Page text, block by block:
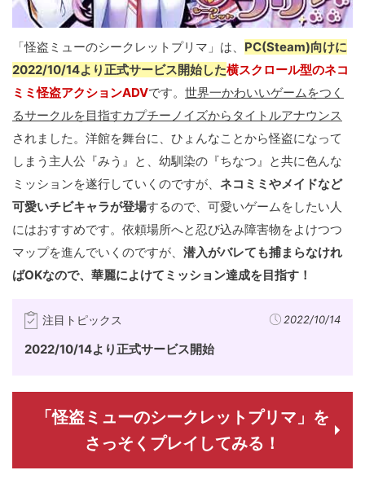
「怪盗ミューのシークレットプリマ」は、 PC(Steam)向けに
2022/10/14より正式サービス開始した横スクロール型のネコ
ミミ怪盗アクションADVです。 世界一かわいいゲームをつく
るサークルを目指すカプチーノイズからタイトルアナウンス
されました。洋館を舞台に、ひょんなことから怪盗になって
しまう主人公『みう』と、幼馴染の『ちなつ』と共に色んな
ミッションを遂行していくのですが、 ネコミミやメイドなど
可愛いチビキャラが登場するので、可愛いゲームをしたい人
にはおすすめです。依頼場所へと忍び込み障害物をよけつつ
マップを進んでいくのですが、 潜入がバレても捕まらなけれ
ばOKなので、華麗によけてミッション達成を目指す！
注目トピックス 2022/10/14
2022/10/14より正式サービス開始
「怪盗ミューのシークレットプリマ」を
さっそくプレイしてみる！